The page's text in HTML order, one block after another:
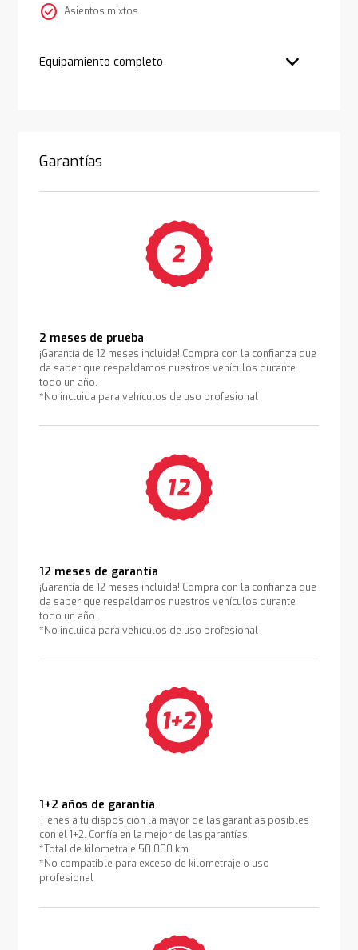
check_circle Asientos mixtos
Equipamiento completo
Garantías
2 meses de prueba
¡Garantía de 12 meses incluida! Compra con la confianza que
da saber que respaldamos nuestros vehículos durante
todo un año.
*No incluida para vehículos de uso profesional
12 meses de garantía
¡Garantía de 12 meses incluida! Compra con la confianza que
da saber que respaldamos nuestros vehículos durante
todo un año.
*No incluida para vehículos de uso profesional
1+2 años de garantía
Tienes a tu disposición la mayor de las garantías posibles
con el 1+2. Confía en la mejor de las garantías.
*Total de kilometraje 50.000 km
*No compatible para exceso de kilometraje o uso
profesional